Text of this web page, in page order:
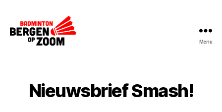
Menu
Nieuwsbrief Smash!